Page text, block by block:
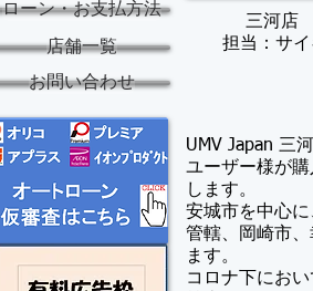
三河店
担当：サイ
UMV Japan 三
ユーザー様が
します。
安城市を中心
管轄、岡崎市
ます。
コロナ下にお
ローン・お支払方法
店舗一覧
お問い合わせ